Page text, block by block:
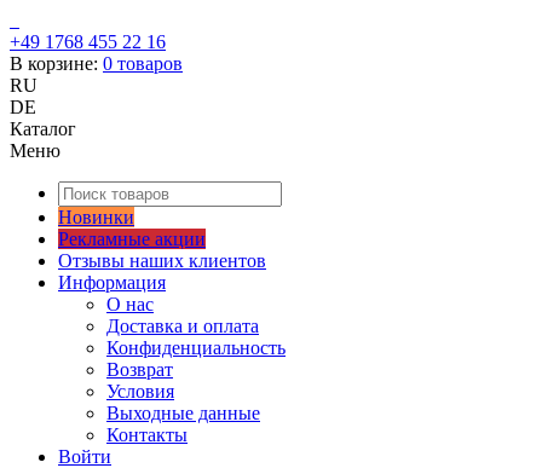
+49 1768 455 22 16
В корзине: 0 товаров
RU
DE
Каталог
Меню
Новинки
Рекламные акции
Отзывы наших клиентов
Информация
О нас
Доставка и оплата
Конфиденциальность
Возврат
Условия
Выходные данные
Контакты
Войти